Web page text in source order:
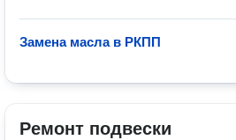
Замена масла в РКПП
Ремонт подвески